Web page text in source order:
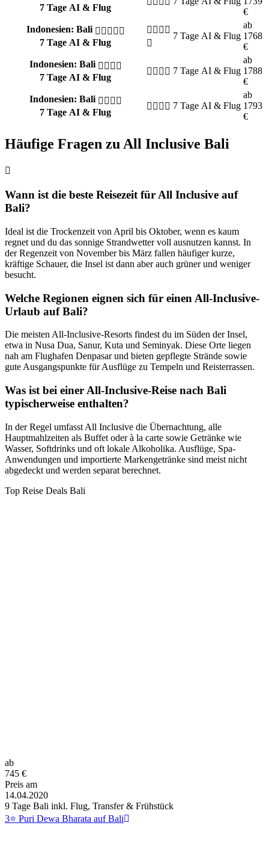
7 Tage AI & Flug
€
Indonesien: Bali
7 Tage AI & Flug
7 Tage AI & Flug
ab
1768
€
Indonesien: Bali
7 Tage AI & Flug
7 Tage AI & Flug
ab
1788
€
Indonesien: Bali
7 Tage AI & Flug
7 Tage AI & Flug
ab
1793
€
Häufige Fragen zu All Inclusive Bali
Wann ist die beste Reisezeit für All Inclusive auf
Bali?
Ideal ist die Trockenzeit von April bis Oktober, wenn es kaum
regnet und du das sonnige Strandwetter voll ausnutzen kannst. In
der Regenzeit von November bis März fallen häufiger kurze,
kräftige Schauer, die Insel ist dann aber auch grüner und weniger
besucht.
Welche Regionen eignen sich für einen All-Inclusive-
Urlaub auf Bali?
Die meisten All-Inclusive-Resorts findest du im Süden der Insel,
etwa in Nusa Dua, Sanur, Kuta und Seminyak. Diese Orte liegen
nah am Flughafen Denpasar und bieten gepflegte Strände sowie
gute Ausgangspunkte für Ausflüge zu Tempeln und Reisterrassen.
Was ist bei einer All-Inclusive-Reise nach Bali
typischerweise enthalten?
In der Regel umfasst All Inclusive die Übernachtung, alle
Hauptmahlzeiten als Buffet oder à la carte sowie Getränke wie
Wasser, Softdrinks und oft lokale Alkoholika. Ausflüge, Spa-
Anwendungen und importierte Markengetränke sind meist nicht
abgedeckt und werden separat berechnet.
Top Reise Deals Bali
ab
745 €
Preis am
14.04.2020
9 Tage Bali inkl. Flug, Transfer & Frühstück
3⭐ Puri Dewa Bharata auf Bali